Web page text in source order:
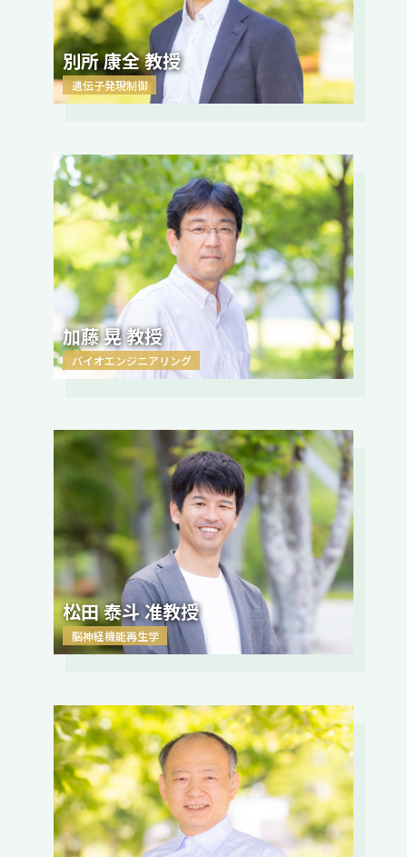
別所 康全 教授
遺伝子発現制御
加藤 晃 教授
バイオエンジニアリング
松田 泰斗 准教授
脳神経機能再生学